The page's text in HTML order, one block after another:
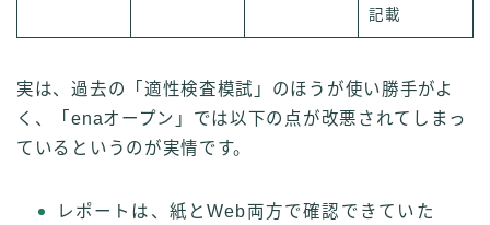
記載
実は、過去の「適性検査模試」のほうが使い勝手がよ
く、「enaオープン」では以下の点が改悪されてしまっ
ているというのが実情です。
レポートは、紙とWeb両方で確認できていた